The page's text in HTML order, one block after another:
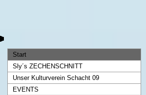
Start
Sly´s ZECHENSCHNITT
Unser Kulturverein Schacht 09
EVENTS